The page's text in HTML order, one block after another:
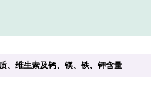
、维生素及钙、镁、铁、钾含量